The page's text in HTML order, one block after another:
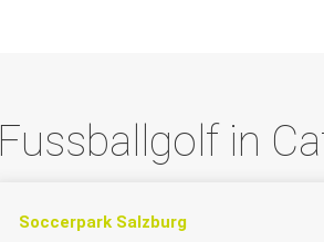
Fussballgolf in
Soccerpark Salzburg